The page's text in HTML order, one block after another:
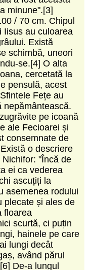
minune".[3]
/ 70 cm. Chipul
Iisus au culoarea
Există
schimbă, uneori
se.[4] O alta
cercetată la
pensulă, acest
Fețe au
nepământească.
pe icoană
ale Fecioarei și
consemnate de
o descriere
"Încă de
ei ca vederea
ascuțiți la
asemenea rodului
plecate și ales de
floarea
scurtă, ci puțin
hainele pe care
lungi decât
având părul
De-a lungul